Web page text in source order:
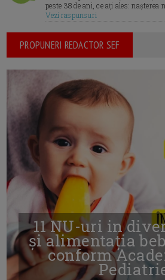
peste 38 de ani, ce ați ales:
Vezi raspunsuri
PROPUNERI REDACTOR SEF
11 NU-uri in
și alimentația
conform